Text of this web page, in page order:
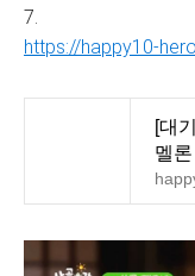
7.
https://happy10-
[대
멜
'기